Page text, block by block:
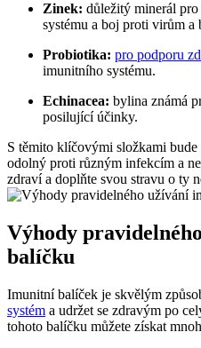
Zinek: důležitý minerál
systému a boj proti virům a
Probiotika: pro podporu
imunitního systému.
Echinacea: bylina známá‍
posilující účinky.
S těmito klíčovými složkami
odolný⁤ proti různým infekcím a
zdraví a doplňte svou stravu o ty
Výhody
balíčku
Imunitní balíček je skvělým
systém a ⁣udržet se zdravým po
tohoto balíčku můžete získat